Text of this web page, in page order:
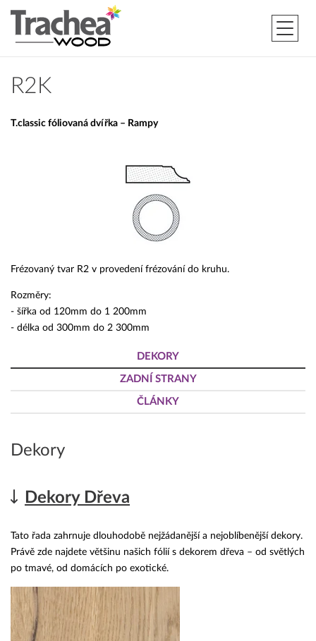
R2K
T.classic fóliovaná dvířka – Rampy
Frézovaný tvar R2 v provedení frézování do kruhu.
Rozměry:
- šířka od 120mm do 1 200mm
- délka od 300mm do 2 300mm
DEKORY
ZADNÍ STRANY
ČLÁNKY
Dekory
Dekory Dřeva
Tato řada zahrnuje dlouhodobě nejžádanější a nejoblíbenější dekory.
Právě zde najdete většinu našich fólií s dekorem dřeva – od světlých
po tmavé, od domácích po exotické.